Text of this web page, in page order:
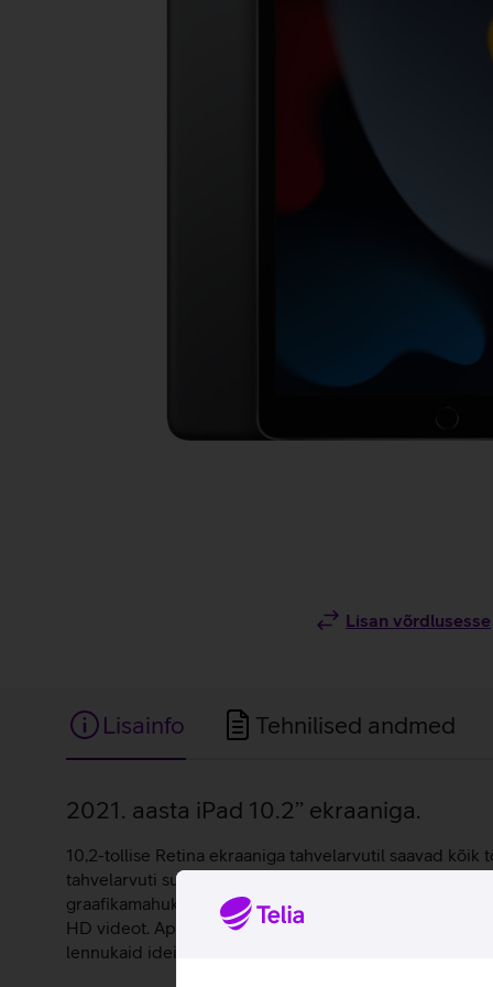
Lisan võrdlusesse
Lisainfo Tehnilised andmed
Lisainfo
2021. aasta iPad 10.2’’ ekraaniga.
10,2-tollise Retina ekraaniga tahvelarvutil saavad
tahvelarvuti suurepäraselt filmi vaatamiseks, mõne
graafikamahukaid mänge ja surfata samaaegselt
HD videot. Apple Pencil puutepliiats on täiuslik
lennukaid ideid. Tahvelarvuti töötab iPadOS 15